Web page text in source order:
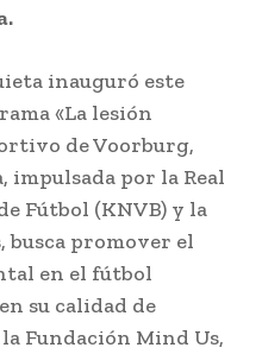
inauguró este
«La lesión
de Voorburg,
impulsada por la Real
Fútbol (KNVB) y la
promover el
en el fútbol
su calidad de
Fundación Mind Us,